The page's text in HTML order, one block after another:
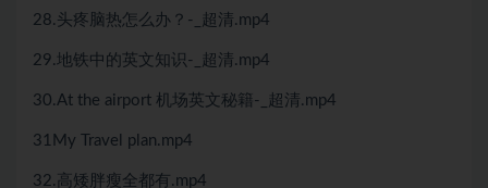
28.头疼脑热怎么办？-_超清.mp4
29.地铁中的英文知识-_超清.mp4
30.At the airport 机场英文秘籍-_超清.mp4
31My Travel plan.mp4
32.高矮胖瘦全都有.mp4